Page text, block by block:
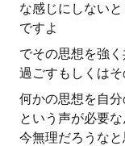
な感じにしない
ですよ
でその思想を強
過ごすもしくは
何かの思想を自
という声が必要
今無理だろうな